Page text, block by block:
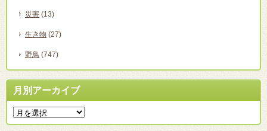
災害 (13)
生き物 (27)
野鳥 (747)
月別アーカイブ